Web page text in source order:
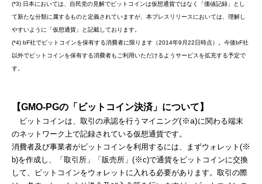
(*3) 日本においては、自民党の見解でビットコインは仮想通貨ではなく「価値記録」とし
て新たな分類に属するものと定義されていますが、本プレスリリースにおいては、理解し
やすいように「仮想通貨」と記載しております。
(*4) bF社でビットコインを保有する消費者に限ります（2014年9月22日時点）。今後bF社
以外でビットコインを保有する消費者もご利用いただけるようサービスを拡充する予定で
す。
【GMO-PGの「ビットコイン決済」について】
ビットコインは、取引の承認を行うマイニング(※a)に関わる端末
のネットワーク上で記録されている仮想通貨です。
消費者及び事業者がビットコインを利用するには、まずウォレット(※
b)を作成し、「取引所」「販売所」(※c)で通貨をビットコインに交換
して、ビットコインをウォレットに入れる必要があります。取引の際